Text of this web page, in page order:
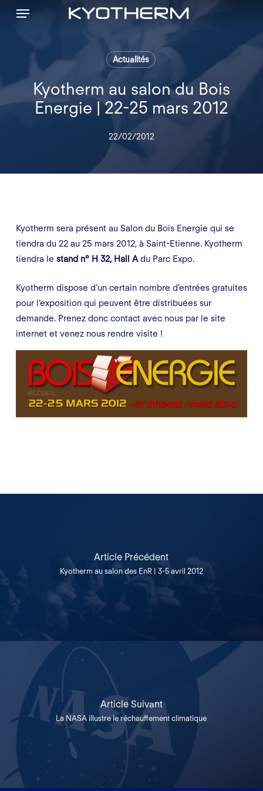
SkipMenu
Actualités
Kyotherm au salon du Bois
Energie | 22-25 mars 2012
22/02/2012
Kyotherm sera présent au Salon du Bois Energie qui se
tiendra du 22 au 25 mars 2012, à Saint-Etienne. Kyotherm
tiendra le stand n° H 32, Hall Adu Parc Expo.
Kyotherm dispose d’un certain nombre d’entrées gratuites
pour l’exposition qui peuvent être distribuées sur
demande. Prenez donc contact avec nous par le site
internet et venez nous rendre visite !
Article Précédent
Kyotherm au salon des EnR | 3-5 avril 2012
Article Suivant
La NASA illustre le réchauffement climatique